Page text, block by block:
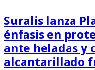
Suralis lanza
énfasis en
ante heladas y
alcantarillado